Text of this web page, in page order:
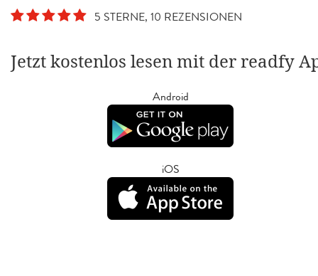
5 STERNE, 10 REZENSIONEN
Jetzt kostenlos lesen mit der readfy
Android
iOS